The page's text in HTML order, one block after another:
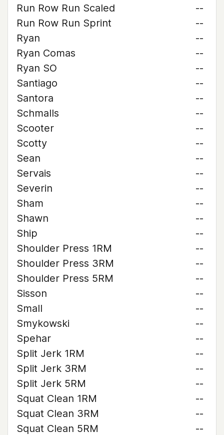
Run Row Run Scaled
--
Run Row Run Sprint
--
Ryan
--
Ryan Comas
--
Ryan SO
--
Santiago
--
Santora
--
Schmalls
--
Scooter
--
Scotty
--
Sean
--
Servais
--
Severin
--
Sham
--
Shawn
--
Ship
--
Shoulder Press 1RM
--
Shoulder Press 3RM
--
Shoulder Press 5RM
--
Sisson
--
Small
--
Smykowski
--
Spehar
--
Split Jerk 1RM
--
Split Jerk 3RM
--
Split Jerk 5RM
--
Squat Clean 1RM
--
Squat Clean 3RM
--
Squat Clean 5RM
--